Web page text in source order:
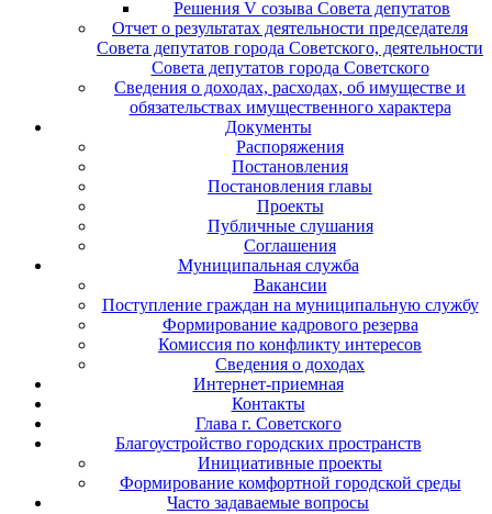
Решения V созыва Совета депутатов
Отчет о результатах деятельности председателя
Совета депутатов города Советского, деятельности
Совета депутатов города Советского
Сведения о доходах, расходах, об имуществе и
обязательствах имущественного характера
Документы
Распоряжения
Постановления
Постановления главы
Проекты
Публичные слушания
Соглашения
Муниципальная служба
Вакансии
Поступление граждан на муниципальную службу
Формирование кадрового резерва
Комиссия по конфликту интересов
Сведения о доходах
Интернет-приемная
Контакты
Глава г. Советского
Благоустройство городских пространств
Инициативные проекты
Формирование комфортной городской среды
Часто задаваемые вопросы